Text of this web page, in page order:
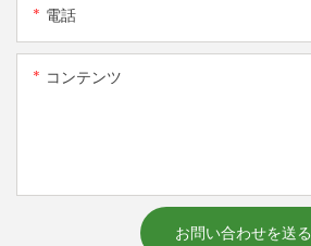
電話
コンテンツ
お問い合わせを送る